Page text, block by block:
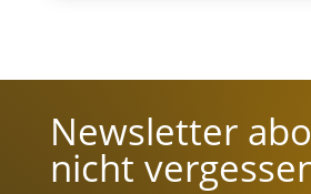
Newsletter
nicht